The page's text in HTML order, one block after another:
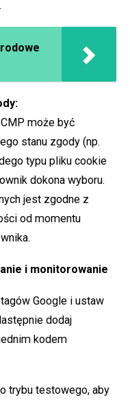
może być
stanu zgody (np.
typu pliku cookie
dokona wyboru.
jest zgodne z
od momentu
i monitorowanie
Google i ustaw
dodaj
kodem
trybu testowego, aby